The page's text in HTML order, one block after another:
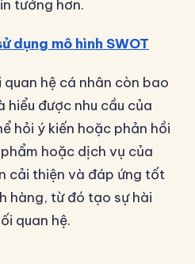
tưởng hơn.
dụng mô hình SWOT
hệ cá nhân còn bao
hiểu được nhu cầu của
hỏi ý kiến hoặc phản hồi
hoặc dịch vụ của
cải thiện và đáp ứng tốt
hàng, từ đó tạo sự hài
quan hệ.